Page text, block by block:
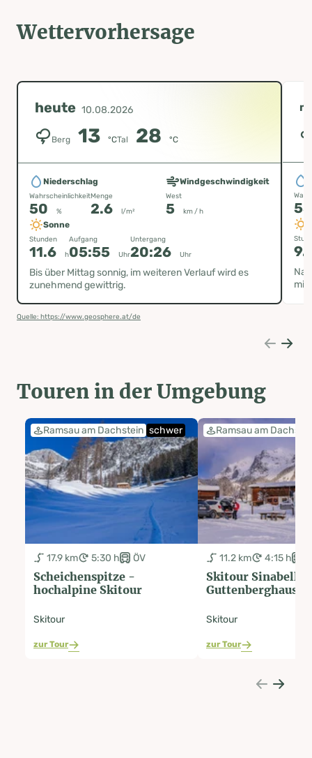
Wettervorhersage
heute 10.08.2026
Berg 13 °CTal 28 °C
Niederschlag
Wahrscheinlichkeit
50 %
Menge
2.6 l/m²
Windgeschwindigkeit
West
5 km / h
Sonne
Stunden
11.6 h
Aufgang
05:55 Uhr
Untergang
20:26 Uhr
Bis über Mittag sonnig, im weiteren Verlauf wird es
zunehmend gewittrig.
mit
Quelle: https://www.geosphere.at/de
Touren in der Umgebung
Ramsau am Dachstein schwer
17.9 km 5:30 h ÖV
Scheichenspitze -
hochalpine Skitour
Skitour
zur Tour
Ramsau am
11.2 km 4:15 h
Skitour Sinabell -
Guttenberghaus
Skitour
zur Tour